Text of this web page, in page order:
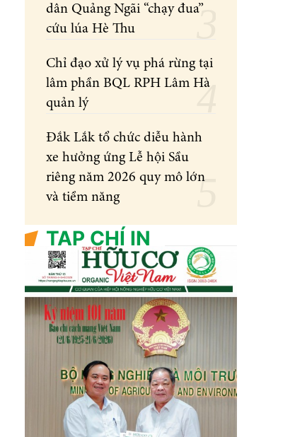
dân Quảng Ngãi “chạy đua”
cứu lúa Hè Thu
Chỉ đạo xử lý vụ phá rừng tại
lâm phần BQL RPH Lâm Hà
quản lý
Đắk Lắk tổ chức diễu hành
xe hưởng ứng Lễ hội Sầu
riêng năm 2026 quy mô lớn
và tiềm năng
TẠP CHÍ IN